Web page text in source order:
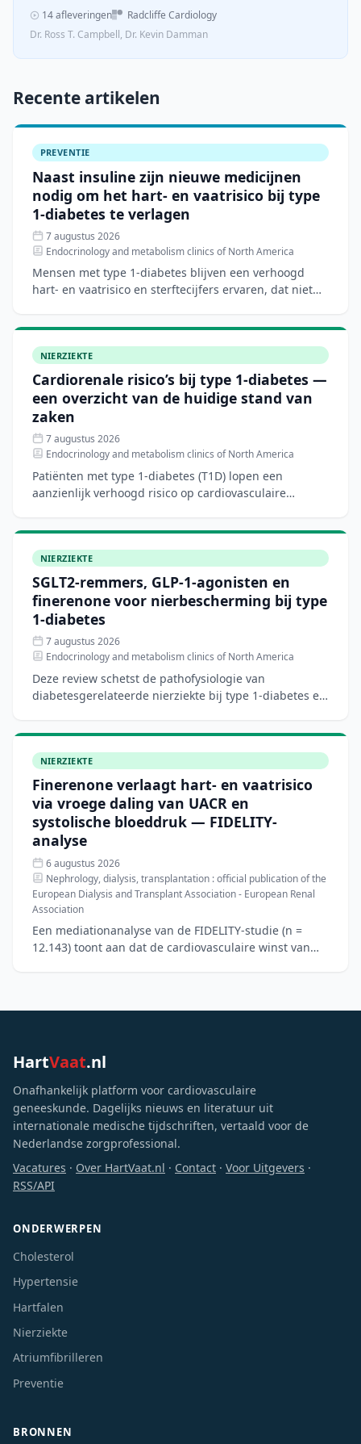
14 afleveringen
Radcliffe Cardiology
Dr. Ross T. Campbell, Dr. Kevin Damman
Recente artikelen
PREVENTIE
Naast insuline zijn nieuwe medicijnen
nodig om het hart- en vaatrisico bij type
1-diabetes te verlagen
7 augustus 2026
Endocrinology and metabolism clinics of North America
Mensen met type 1-diabetes blijven een verhoogd
hart- en vaatrisico en sterftecijfers ervaren, dat niet
NIERZIEKTE
Cardiorenale risico’s bij type 1-diabetes —
een overzicht van de huidige stand van
zaken
7 augustus 2026
Endocrinology and metabolism clinics of North America
Patiënten met type 1-diabetes (T1D) lopen een
aanzienlijk verhoogd risico op cardiovasculaire
NIERZIEKTE
SGLT2-remmers, GLP-1-agonisten en
finerenone voor nierbescherming bij type
1-diabetes
7 augustus 2026
Endocrinology and metabolism clinics of North America
Deze review schetst de pathofysiologie van
diabetesgerelateerde nierziekte bij type 1-diabetes en
NIERZIEKTE
Finerenone verlaagt hart- en vaatrisico
via vroege daling van UACR en
systolische bloeddruk — FIDELITY-
analyse
6 augustus 2026
Nephrology, dialysis, transplantation : official publication of the
European Dialysis and Transplant Association - European Renal
Association
Een mediationanalyse van de FIDELITY-studie (n =
12.143) toont aan dat de cardiovasculaire winst van
HartVaat.nl
Onafhankelijk platform voor cardiovasculaire
geneeskunde. Dagelijks nieuws en literatuur uit
internationale medische tijdschriften, vertaald voor de
Nederlandse zorgprofessional.
Vacatures · Over HartVaat.nl · Contact · Voor Uitgevers ·
RSS/API
ONDERWERPEN
Cholesterol
Hypertensie
Hartfalen
Nierziekte
Atriumfibrilleren
Preventie
BRONNEN